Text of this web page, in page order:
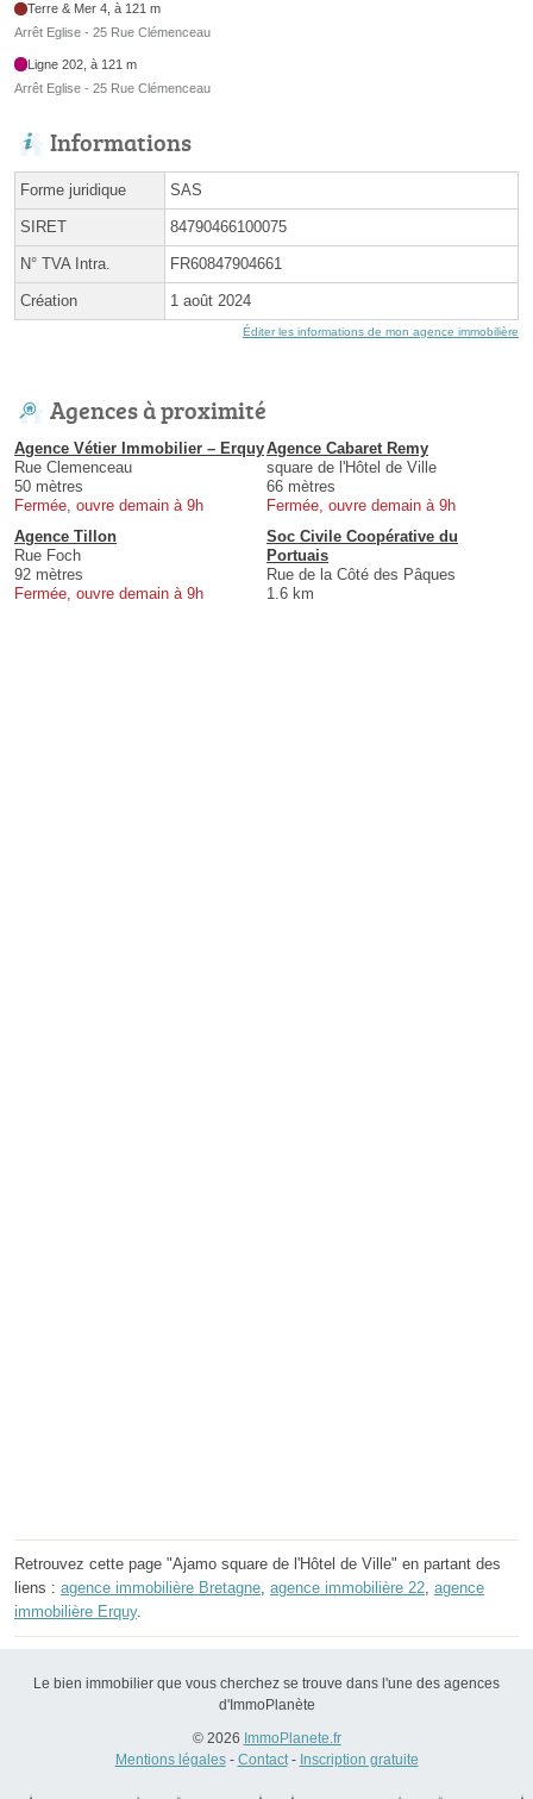
Terre & Mer 4, à 121 m
Arrêt Eglise - 25 Rue Clémenceau
Ligne 202, à 121 m
Arrêt Eglise - 25 Rue Clémenceau
Informations
Forme juridique SAS
SIRET 84790466100075
N° TVA Intra. FR60847904661
Création 1 août 2024
Éditer les informations de mon agence immobilière
Agences à proximité
Agence Vétier Immobilier – Erquy
Rue Clemenceau
50 mètres
Fermée, ouvre demain à 9h
Agence Cabaret Remy
square de l'Hôtel de Ville
66 mètres
Fermée, ouvre demain à 9h
Agence Tillon
Rue Foch
92 mètres
Fermée, ouvre demain à 9h
Soc Civile Coopérative du
Portuais
Rue de la Côté des Pâques
1.6 km
Retrouvez cette page "Ajamo square de l'Hôtel de Ville" en partant des
liens : agence immobilière Bretagne agence immobilière 22 agence
immobilière Erquy.
Le bien immobilier que vous cherchez se trouve dans l'une des agences
d'ImmoPlanète
© 2026 ImmoPlanete.fr
Mentions légales- Contact- Inscription gratuite